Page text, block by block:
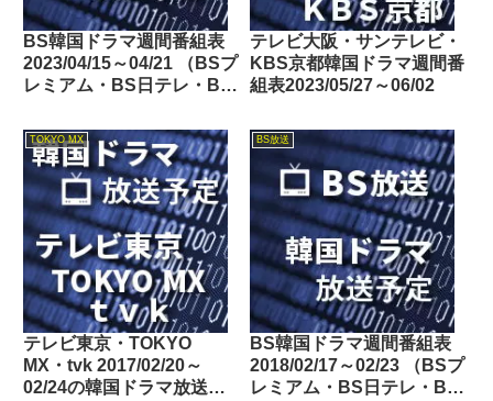
BS韓国ドラマ週間番組表
2023/04/15～04/21 （BSプ
レミアム・BS日テレ・BS
東・BSフジ）
テレビ大阪・サンテレビ・
KBS京都韓国ドラマ週間番
組表2023/05/27～06/02
TOKYO MX
テレビ東京・TOKYO
MX・tvk 2017/02/20～
02/24の韓国ドラマ放送予
BS放送
BS韓国ドラマ週間番組表
2018/02/17～02/23 （BSプ
レミアム・BS日テレ・BS